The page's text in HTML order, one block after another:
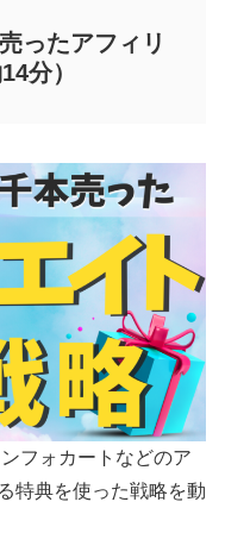
ったアフィリ
分）
フォカートなどのア
特典を使った戦略を動